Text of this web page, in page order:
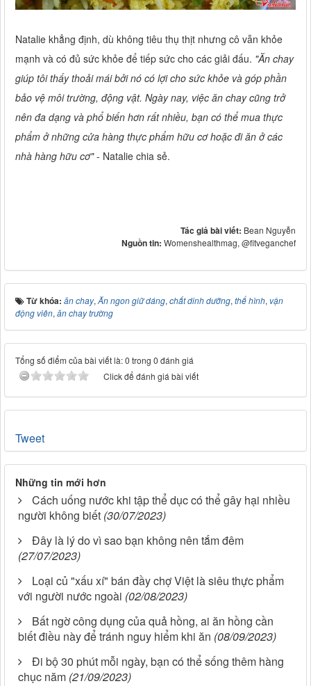
Natalie khẳng định, dù không tiêu thụ thịt nhưng cô vẫn khỏe
mạnh và có đủ sức khỏe để tiếp sức cho các giải đấu. "Ăn chay
giúp tôi thấy thoải mái bởi nó có lợi cho sức khỏe và góp phần
bảo vệ môi trường, động vật. Ngày nay, việc ăn chay cũng trở
nên đa dạng và phổ biến hơn rất nhiều, bạn có thể mua thực
phẩm ở những cửa hàng thực phẩm hữu cơ hoặc đi ăn ở các
nhà hàng hữu cơ"- Natalie chia sẻ.
Tác giả bài viết: Bean Nguyễn
Nguồn tin: Womenshealthmag, @fitveganchef
Từ khóa: ăn chay, Ăn ngon giữ dáng, chất dinh dưỡng, thể hình, vận
động viên, ăn chay trường
Tổng số điểm của bài viết là: 0 trong 0 đánh giá
Click để đánh giá bài viết
Tweet
Những tin mới hơn
Cách uống nước khi tập thể dục có thể gây hại nhiều
người không biết (30/07/2023)
Đây là lý do vì sao bạn không nên tắm đêm
(27/07/2023)
Loại củ "xấu xí" bán đầy chợ Việt là siêu thực phẩm
với người nước ngoài (02/08/2023)
Bất ngờ công dụng của quả hồng, ai ăn hồng cần
biết điều này để tránh nguy hiểm khi ăn (08/09/2023)
Đi bộ 30 phút mỗi ngày, bạn có thể sống thêm hàng
chục năm (21/09/2023)